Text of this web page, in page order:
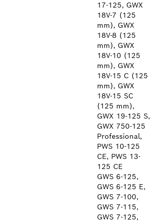
17-125, GWX
18V-7 (125
mm), GWX
18V-8 (125
mm), GWX
18V-10 (125
mm), GWX
18V-15 C (125
mm), GWX
18V-15 SC
(125 mm),
GWX 19-125 S,
GWX 750-125
Professional,
PWS 10-125
CE, PWS 13-
125 CE
GWS 6-125,
GWS 6-125 E,
GWS 7-100,
GWS 7-115,
GWS 7-125,